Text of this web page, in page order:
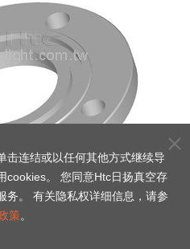
击连结或以任何其他方式继续导
cookies。 您同意Htc日扬真空存
务。 有关隐私权详细信息，请参
策。